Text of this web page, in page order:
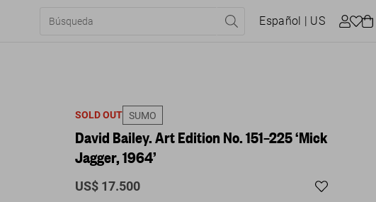
Español | US
SOLD OUT SUMO
David Bailey. Art Edition No. 151–225 ‘Mick
Jagger, 1964’
US$ 17.500